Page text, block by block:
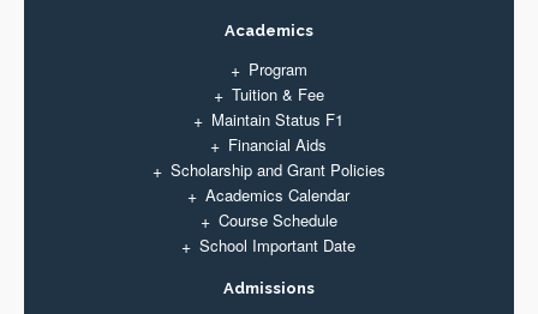
Academics
Program
Tuition & Fee
Maintain Status F1
Financial Aids
Scholarship and Grant Policies
Academics Calendar
Course Schedule
School Important Date
Admissions